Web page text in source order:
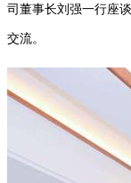
司董事长刘强一行座
交流。